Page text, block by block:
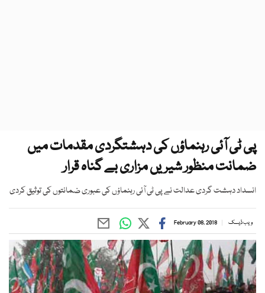
پی ٹی آئی رہنماؤں کی دہشتگردی مقدمات میں
ضمانت منظور شیریں مزاری بے گناہ قرار
انسداد دہشت گردی عدالت نے پی ٹی آئی رہنماؤں کی عبوری ضمانتوں کی توثیق کردی
ویب ڈیسک February 08, 2018